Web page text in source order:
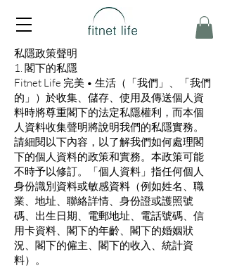
私隱政策聲明
1. 閣下的私隱
Fitnet Life 完美 • 生活（「我們」、「我們
的」）於收集、儲存、使用及傳送個人資
料時將尊重閣下的法定私隱權利，而本個
人資料收集聲明將說明我們的私隱實務。
請細閱以下內容，以了解我們如何處理閣
下的個人資料的政策和實務。本政策可能
不時予以修訂。「個人資料」指任何個人
身份識別資料或敏感資料（例如姓名、職
業、地址、聯絡詳情、身份證或護照號
碼、出生日期、電郵地址、電話號碼、信
用卡資料、閣下的年齡、閣下的婚姻狀
況、閣下的僱主、閣下的收入、統計資
料）。